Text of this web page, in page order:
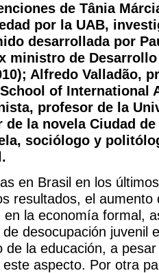
de Tânia
por la UAB,
desarrollada por
ministro de
Alfredo Valladão,
of International
profesor de la
de la novela Ciudad
, sociólogo y
en Brasil en los
resultados, el aumento
en la economía formal,
desocupación juvenil
de la educación, a
aspecto. Por otra